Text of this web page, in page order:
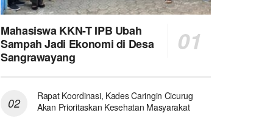
Mahasiswa KKN-T IPB Ubah
Sampah Jadi Ekonomi di Desa
Sangrawayang
Rapat Koordinasi, Kades Caringin Cicurug
Akan Prioritaskan Kesehatan Masyarakat